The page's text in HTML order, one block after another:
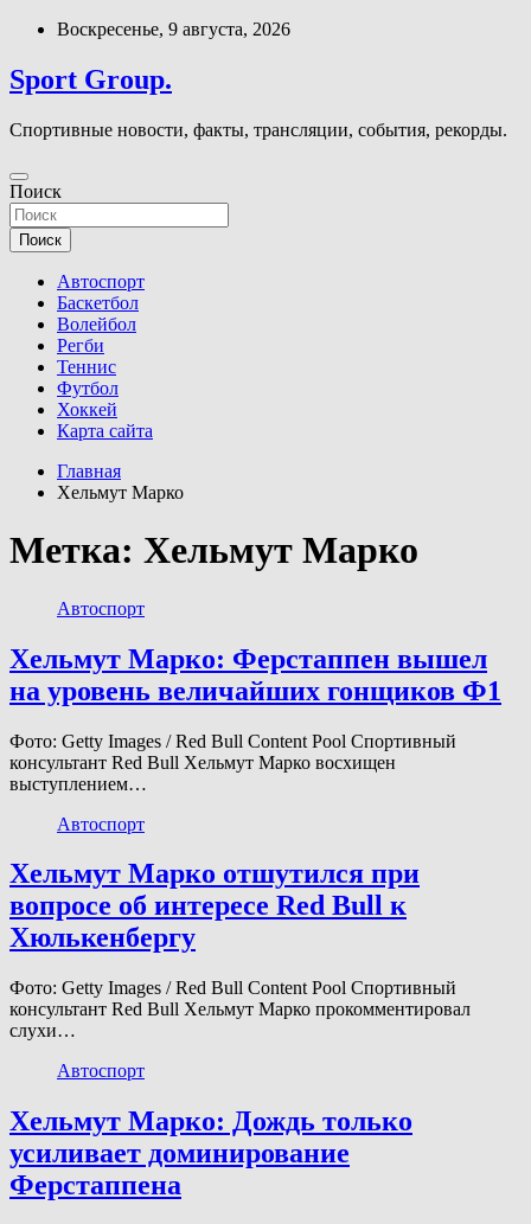
Перейти
содержимому
Воскресенье, 9 августа, 2026
Sport Group.
Спортивные новости, факты, трансляции, события, рекорды.
Поиск
Поиск
Автоспорт
Баскетбол
Волейбол
Регби
Теннис
Футбол
Хоккей
Карта сайта
Главная
Хельмут Марко
Метка: Хельмут Марко
Автоспорт
Хельмут Марко: Ферстаппен вышел
на уровень величайших гонщиков Ф1
Фото: Getty Images / Red Bull Content Pool Спортивный
консультант Red Bull Хельмут Марко восхищен
выступлением…
Автоспорт
Хельмут Марко отшутился при
вопросе об интересе Red Bull к
Хюлькенбергу
Фото: Getty Images / Red Bull Content Pool Спортивный
консультант Red Bull Хельмут Марко прокомментировал
слухи…
Автоспорт
Хельмут Марко: Дождь только
усиливает доминирование
Ферстаппена